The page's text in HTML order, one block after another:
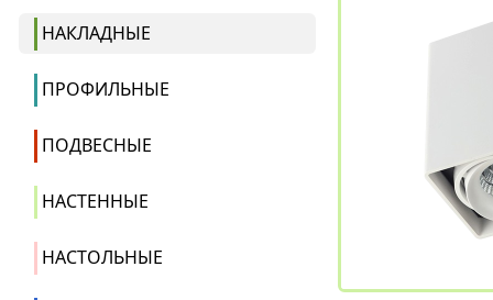
НАКЛАДНЫЕ
ПРОФИЛЬНЫЕ
ПОДВЕСНЫЕ
НАСТЕННЫЕ
НАСТОЛЬНЫЕ